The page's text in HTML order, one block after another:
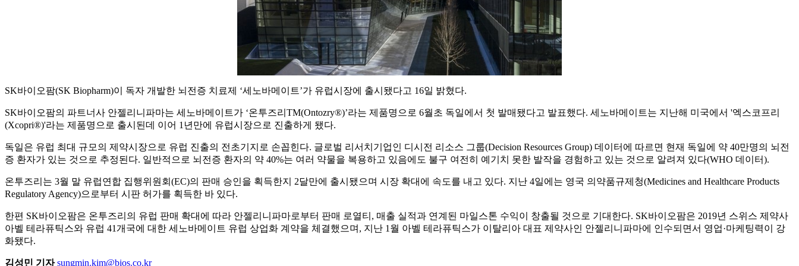
SK바이오팜(SK Biopharm)이 독자 개발한 뇌전증 치료제 ‘세노바메이트’가 유럽시장에 출시됐다고 16일 밝혔다.
SK바이오팜의 파트너사 안젤리니파마는 세노바메이트가 ‘온투즈리TM(Ontozry®)’라는 제품명으로 6월초 독일에서 첫 발매됐다고 발표했다. 세노바메이트는 지난해 미국에서 '엑스코프리
(Xcopri®)'라는 제품명으로 출시된데 이어 1년만에 유럽시장으로 진출하게 됐다.
독일은 유럽 최대 규모의 제약시장으로 유럽 진출의 전초기지로 손꼽힌다. 글로벌 리서치기업인 디시전 리소스 그룹(Decision Resources Group) 데이터에 따르면 현재 독일에 약 40만명의 뇌전
증 환자가 있는 것으로 추정된다. 일반적으로 뇌전증 환자의 약 40%는 여러 약물을 복용하고 있음에도 불구 여전히 예기치 못한 발작을 경험하고 있는 것으로 알려져 있다(WHO 데이터).
온투즈리는 3월 말 유럽연합 집행위원회(EC)의 판매 승인을 획득한지 2달만에 출시됐으며 시장 확대에 속도를 내고 있다. 지난 4일에는 영국 의약품규제청(Medicines and Healthcare Products
Regulatory Agency)으로부터 시판 허가를 획득한 바 있다.
한편 SK바이오팜은 온투즈리의 유럽 판매 확대에 따라 안젤리니파마로부터 판매 로열티, 매출 실적과 연계된 마일스톤 수익이 창출될 것으로 기대한다. SK바이오팜은 2019년 스위스 제약사
아벨 테라퓨틱스와 유럽 41개국에 대한 세노바메이트 유럽 상업화 계약을 체결했으며, 지난 1월 아벨 테라퓨틱스가 이탈리아 대표 제약사인 안젤리니파마에 인수되면서 영업·마케팅력이 강
화됐다.
김성민 기자 sungmin.kim@bios.co.kr